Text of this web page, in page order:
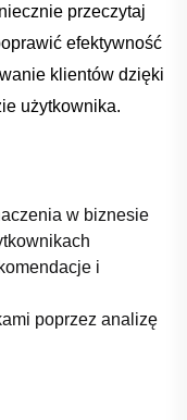
przeczytaj
efektywność⁤
klientów ‌dzięki
użytkownika.
w biznesie
i
poprzez analizę